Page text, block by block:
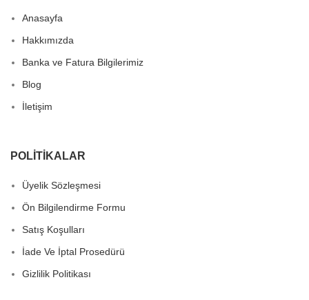
Anasayfa
Hakkımızda
Banka ve Fatura Bilgilerimiz
Blog
İletişim
POLITIKALAR
Üyelik Sözleşmesi
Ön Bilgilendirme Formu
Satış Koşulları
İade Ve İptal Prosedürü
Gizlilik Politikası